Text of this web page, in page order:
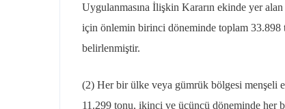
Uygulanmasına İlişkin Kararın ekinde yer
için önlemin birinci döneminde toplam
belirlenmiştir.
(2) Her bir ülke veya gümrük bölgesi menşeli
11.299 tonu, ikinci ve üçüncü döneminde her